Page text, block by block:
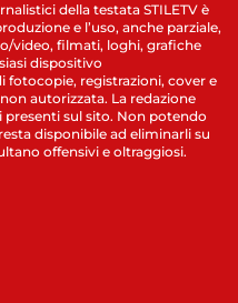
della testata STILETV è
e l’uso, anche parziale,
video, filmati, loghi, grafiche
dispositivo
fotocopie, registrazioni, cover e
autorizzata. La redazione
sul sito. Non potendo
disponibile ad eliminarli su
offensivi e oltraggiosi.